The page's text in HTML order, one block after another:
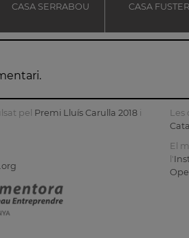
CASA SERRABOU CASA FUSTER
pel Premi Lluís Carulla 2018 i
Les
El
l'